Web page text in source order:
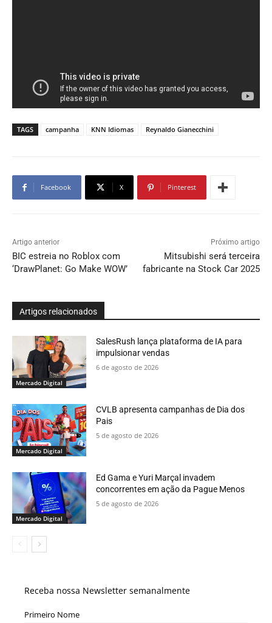
TAGS campanha KNN Idiomas Reynaldo Gianecchini
Facebook X Pinterest
Artigo anterior
BIC estreia no Roblox com
‘DrawPlanet: Go Make WOW’
Próximo artigo
Mitsubishi será terceira
fabricante na Stock Car 2025
Artigos relacionados
Mercado Digital
SalesRush lança plataforma de IA para
impulsionar vendas
6 de agosto de 2026
Mercado Digital
CVLB apresenta campanhas de Dia dos
Pais
5 de agosto de 2026
Mercado Digital
Ed Gama e Yuri Marçal invadem
concorrentes em ação da Pague Menos
5 de agosto de 2026
Receba nossa Newsletter semanalmente
Primeiro Nome